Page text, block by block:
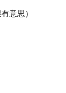
意思）